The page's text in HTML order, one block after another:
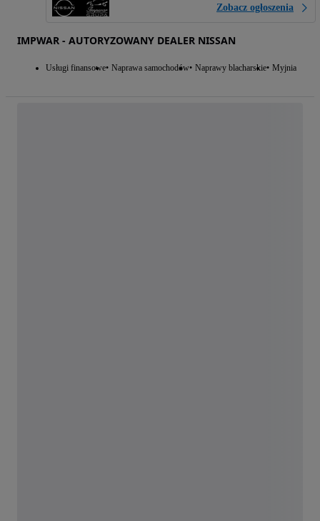
Zobacz ogłoszenia
IMPWAR - AUTORYZOWANY DEALER NISSAN
Usługi finansowe Naprawa samochodów Naprawy blacharskie Myjnia